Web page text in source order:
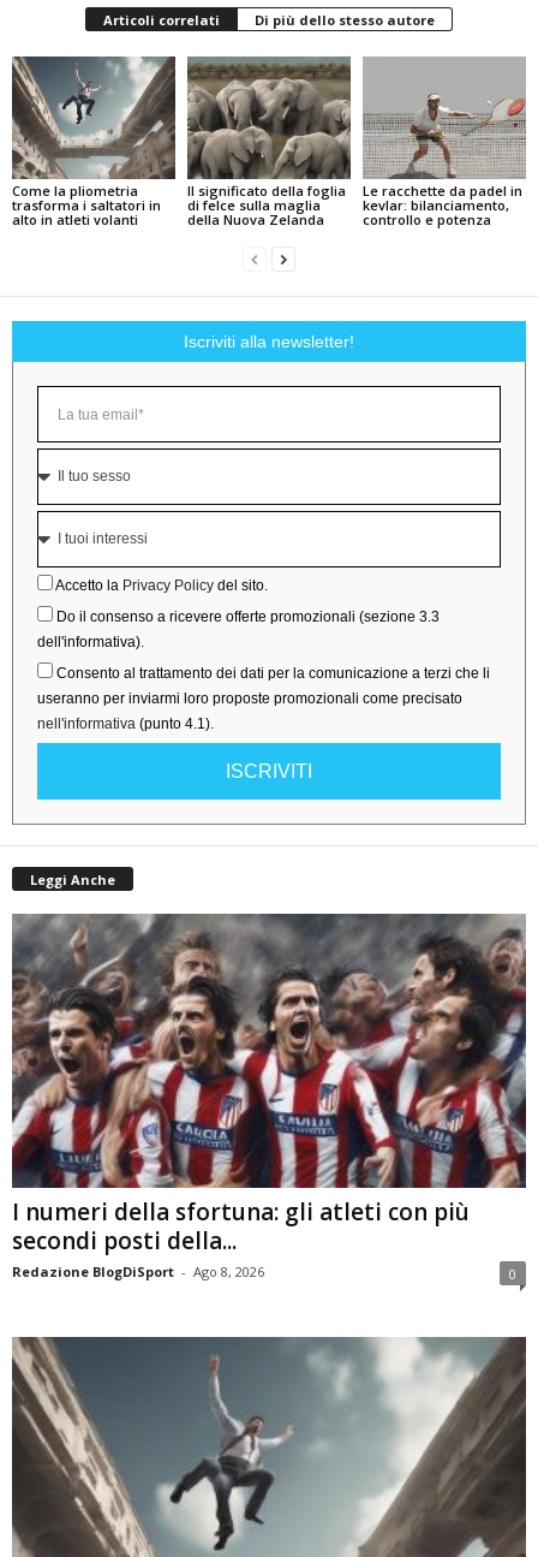
Articoli correlati Di più dello stesso autore
Come la pliometria
trasforma i saltatori in
alto in atleti volanti
Il significato della foglia
di felce sulla maglia
della Nuova Zelanda
Le racchette da padel in
kevlar: bilanciamento,
controllo e potenza
Iscriviti alla newsletter!
Accetto la Privacy Policy del sito.
Do il consenso a ricevere offerte promozionali (sezione 3.3
dell'informativa).
Consento al trattamento dei dati per la comunicazione a terzi che li
useranno per inviarmi loro proposte promozionali come precisato
nell'informativa (punto 4.1).
ISCRIVITI
Leggi Anche
I numeri della sfortuna: gli atleti con più
secondi posti della...
Redazione BlogDiSport - Ago 8, 2026 0